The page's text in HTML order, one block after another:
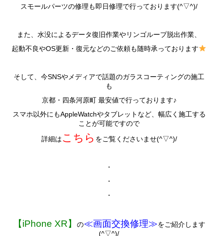
スモールパーツの修理も即日修理で行っております(^▽^)/
また、水没によるデータ復旧作業やリンゴループ脱出作業、
起動不良やOS更新・復元などのご依頼も随時承っております
そして、今SNSやメディアで話題のガラスコーティングの施工
も
京都・四条河原町 最安値で行っております♪
スマホ以外にもAppleWatchやタブレットなど、幅広く施工する
ことが可能ですので
詳細はこちら をご覧くださいませ(^▽^)/
・
・
・
【iPhone XR】 の≪画面交換修理≫をご紹介します
(^▽^)/